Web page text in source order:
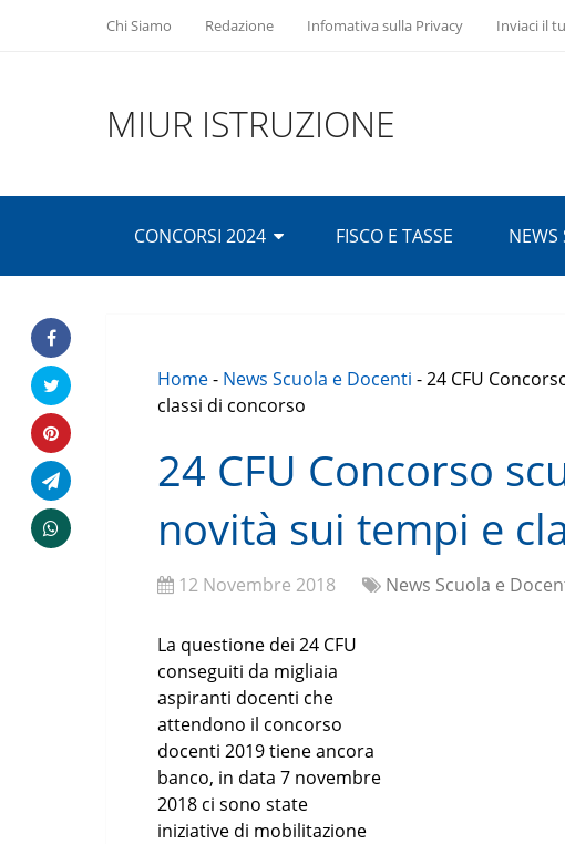
Chi Siamo Redazione Infomativa sulla Privacy Inviaci il
MIUR ISTRUZIONE
CONCORSI 2024 FISCO E TASSE NEWS
Home- News Scuola e Docenti -24 CFU
classi di concorso
24 CFU Concorso
novità sui tempi e
12 Novembre 2018 News Scuola e
La questione dei 24 CFU
conseguiti da migliaia
aspiranti docenti che
attendono il concorso
docenti 2019 tiene ancora
banco, in data 7 novembre
2018 ci sono state
iniziative di mobilitazione